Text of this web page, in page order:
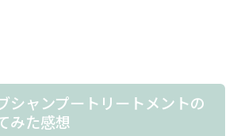
シャンプートリートメントの
みた感想